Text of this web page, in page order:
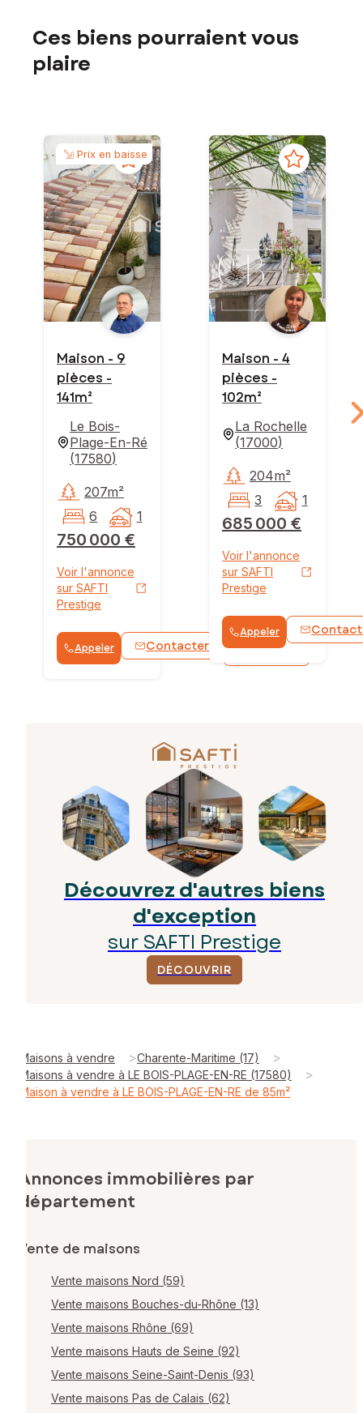
Ces biens pourraient vous
plaire
Prix en baisse
Maison - 9
pièces -
141m²
Le Bois-
Plage-En-Ré
(17580)
750 000 €
207m²
6
1
Voir l'annonce
sur SAFTI
Prestige
Appeler Contacter WhatsApp
Maison - 4
pièces -
102m²
La Rochelle
(17000)
685 000 €
204m²
3
1
Voir l'annonce
sur SAFTI
Prestige
Appeler
Découvrez d'autres biens
d'exception
sur SAFTI Prestige
DÉCOUVRIR
Maisons à vendre >Charente-Maritime (17) >
Maisons à vendre à LE BOIS-PLAGE-EN-RE (17580) >
Maison à vendre à LE BOIS-PLAGE-EN-RE de 85m²
Annonces immobilières par
département
Vente de maisons
Vente maisons Nord (59)
Vente maisons Bouches-du-Rhône (13)
Vente maisons Rhône (69)
Vente maisons Hauts de Seine (92)
Vente maisons Seine-Saint-Denis (93)
Vente maisons Pas de Calais (62)